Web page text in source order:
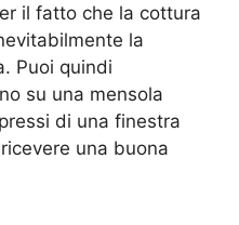
il fatto che la cottura
la
Puoi quindi
su una mensola
di una finestra
una buona